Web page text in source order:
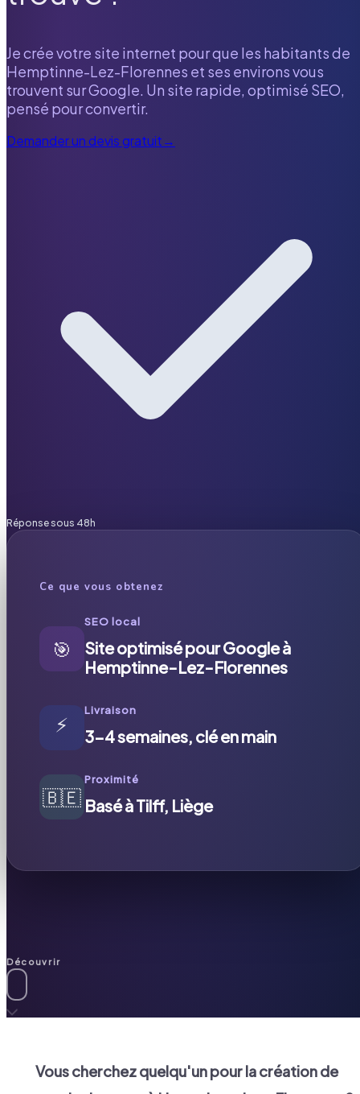
Je crée votre site internet pour que les habitants de
Hemptinne-Lez-Florennes et ses environs vous
trouvent sur Google. Un site rapide, optimisé SEO,
pensé pour convertir.
Demander un devis gratuit→
Réponse sous 48h
Ce que vous obtenez
🎯
SEO local
Site optimisé pour Google à
Hemptinne-Lez-Florennes
⚡
Livraison
3-4 semaines, clé en main
🇧🇪
Proximité
Basé à Tilff, Liège
Découvrir
Vous cherchez quelqu'un pour la création de